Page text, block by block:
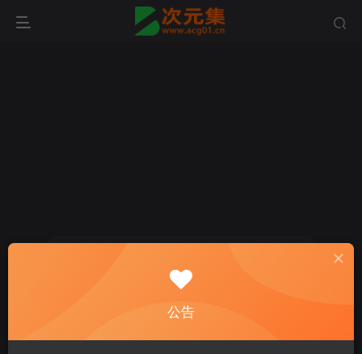
公告